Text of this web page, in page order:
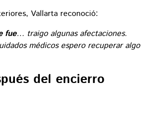
Vallarta reconoció:
fue… traigo algunas afectaciones.
médicos espero recuperar algo
del encierro